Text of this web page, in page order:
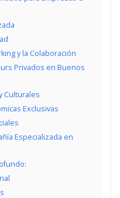
y la Colaboración
Privados en Buenos
Culturales
Exclusivas
Especializada en